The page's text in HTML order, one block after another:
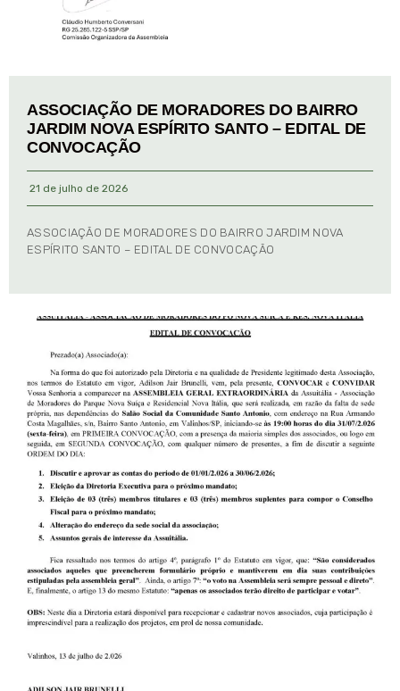
ASSOCIAÇÃO DE MORADORES DO BAIRRO
JARDIM NOVA ESPÍRITO SANTO – EDITAL DE
CONVOCAÇÃO
21 de julho de 2026
ASSOCIAÇÃO DE MORADORES DO BAIRRO JARDIM NOVA
ESPÍRITO SANTO – EDITAL DE CONVOCAÇÃO